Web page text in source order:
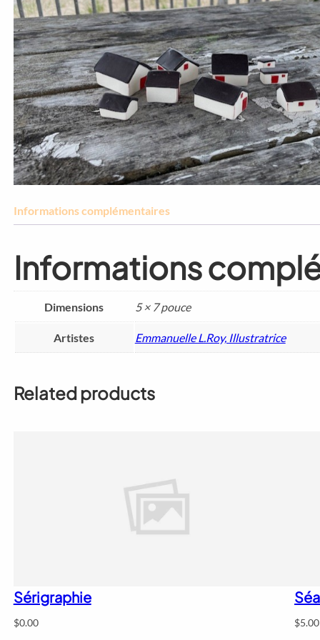
Informations complémentaires
Informations
Dimensions 5 × 7 pouce
Artistes Emmanuelle L.Roy, Illustratrice
Related products
Sérigraphie
$0.00 $5.00